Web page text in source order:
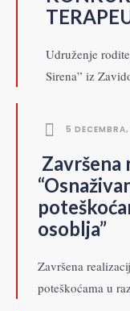
Udruženje
Sirena” iz
5
Završena
osoblja”
Završena
poteškoćama u